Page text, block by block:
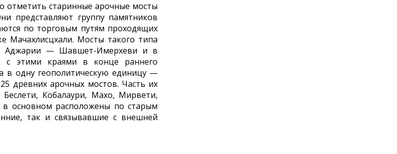
отметить старинные арочные мосты
представляют группу памятников
по торговым путям проходящих
Мачахлисцхали. Мосты такого типа
Аджарии — Шавшет-Имерхеви и в
с этими краями в конце раннего
в одну геополитическую единицу —
древних арочных мостов. Часть их
Кобалаури, Махо, Мирвети,
основном расположены по старым
так и связывавшие с внешней